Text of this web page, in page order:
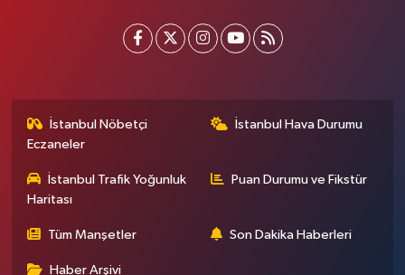
İstanbul Nöbetçi
Eczaneler
İstanbul Hava Durumu
İstanbul Trafik Yoğunluk
Haritası
Puan Durumu ve Fikstür
Tüm Manşetler Son Dakika Haberleri
Haber Arşivi